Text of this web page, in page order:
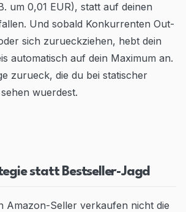
um 0,01 EUR), statt auf deinen
Und sobald Konkurrenten Out-
sich zurueckziehen, hebt dein
automatisch auf dein Maximum an.
zurueck, die du bei statischer
wuerdest.
statt Bestseller-Jagd
Amazon-Seller verkaufen nicht die